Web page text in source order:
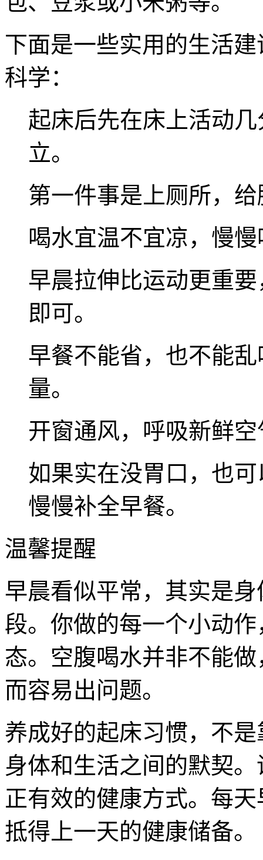
下面是一些实用的生活
科学：
起床后先在床上活动
立。
第一件事是上厕所，
喝水宜温不宜凉，慢
早晨拉伸比运动更重
即可。
早餐不能省，也不能
量。
开窗通风，呼吸新鲜
如果实在没胃口，也
慢慢补全早餐。
温馨提醒
早晨看似平常，其实是
段。你做的每一个小动
态。空腹喝水并非不能
而容易出问题。
养成好的起床习惯，不
身体和生活之间的默契
正有效的健康方式。每
抵得上一天的健康储备。